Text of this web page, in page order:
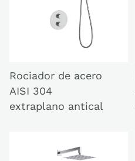
Rociador de acero
AISI 304
extraplano antical